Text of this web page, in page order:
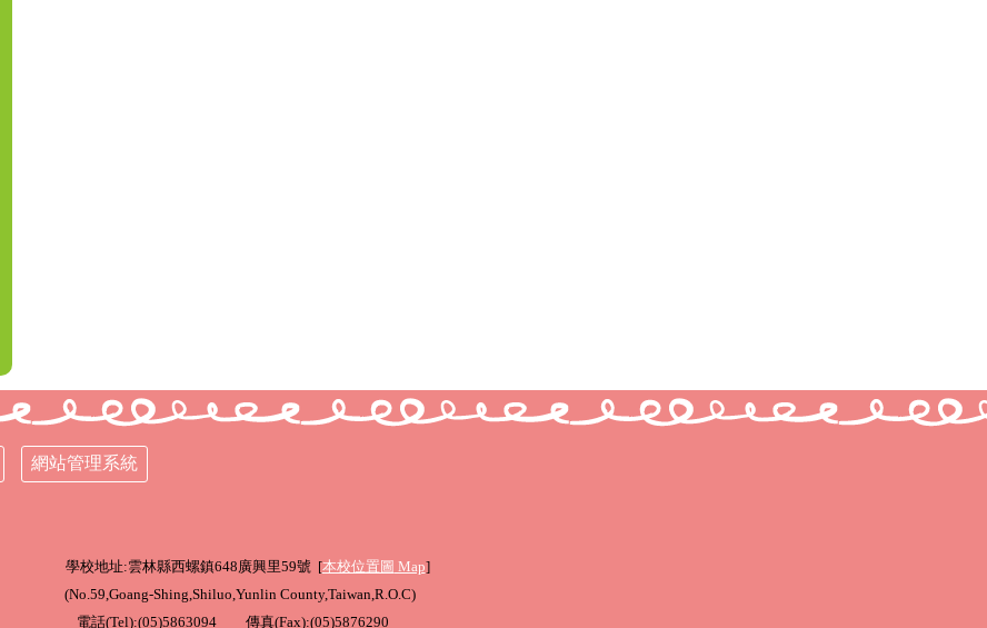
網站管理系統
學校地址:雲林縣西螺鎮648廣興里59號 [本校位置圖 Map]
(No.59,Goang-Shing,Shiluo,Yunlin County,Taiwan,R.O.C)
電話(Tel):(05)5863094 傳真(Fax):(05)5876290